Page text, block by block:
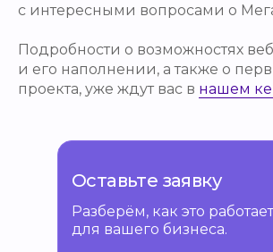
с интересными вопросами о
Подробности о возможностях
и его наполнении, а также о
проекта, уже ждут вас в нашем
Оставьте заявку
Разберём, как это работает
для вашего бизнеса.